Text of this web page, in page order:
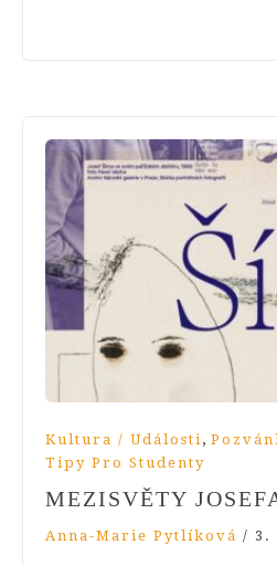
Kultura / Události,
Tipy Pro Studenty
MEZISVĚTY
Anna-Marie Pytlíková / 3.